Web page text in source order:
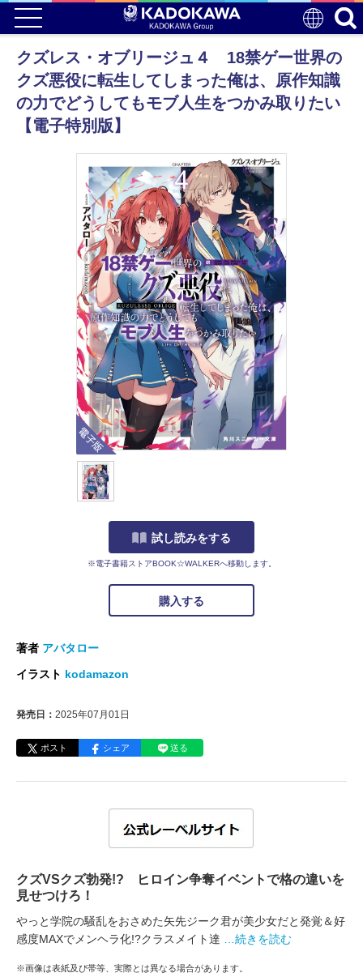
クズレス・オブリージュ４ 18禁ゲー世界の
クズ悪役に転生してしまった俺は、原作知識
の力でどうしてもモブ人生をつかみ取りたい
【電子特別版】
電子版
試し読みをする
※電子書籍ストアBOOK☆WALKERへ移動します。
購入する
著者 アバタロー
イラスト kodamazon
発売日： 2025年07月01日
ポスト シェア 送る
クズVSクズ勃発!? ヒロイン争奪イベントで格の違いを
見せつけろ！
やっと学院の騒乱をおさめた矢先ジーク君が美少女だと発覚＆好
感度MAXでメンヘラ化!?クラスメイト達
…続きを読む
※画像は表紙及び帯等、実際とは異なる場合があります。